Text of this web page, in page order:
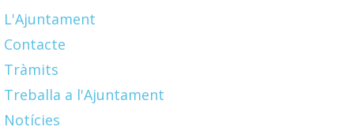
L'Ajuntament
Contacte
Tràmits
Treballa a l'Ajuntament
Notícies